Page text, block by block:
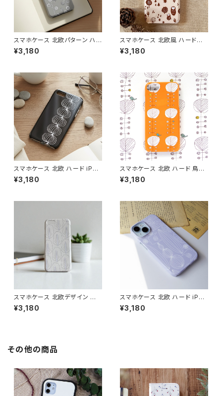
スマホケース 北欧パターン ハ
ードケース iPhone17/galaxy/
Googlepixel/Xperia ニュア
レイ】 hardcase
¥3,180
スマホケース 北欧風 ハードケ
ース iPhone17/galaxy/Goog
lepixel/Xperia 動物 フクロウ
¥3,180
スマホケース 北欧 ハード iPho
ne17/16/15/ モノトーン シンプ
ル ギフト おしゃれ【玉ねぎ】 har
¥3,180
スマホケース 北欧 ハード 鳥柄
iPhone17/16/Pixel/Galaxy
大人可愛い【オレンジの木と鳥】
¥3,180
スマホケース 北欧デザイン ハ
ードケース iPhone17/galaxy/
Googlepixel/Xperia シンプ
¥3,180
スマホケース 北欧 ハード iPho
ne17/16/15/galaxy/pixel グ
レーニュアンスカラー 鳥 花柄
¥3,180
その他の商品